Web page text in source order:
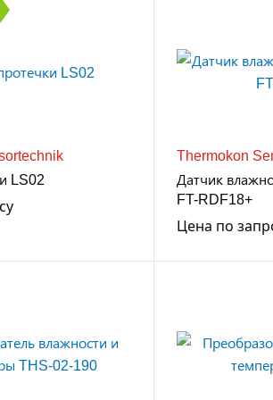
LS02
Thermokon
Датчик
FT-RDF18+
Цена по